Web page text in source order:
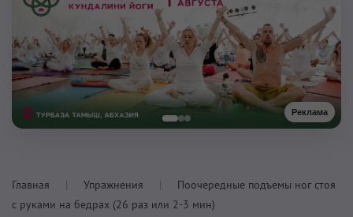
Реклама
Главная Упражнения
Поочередные подъемы ног стоя
с руками на бедрах (26 раз или 2-3 мин)